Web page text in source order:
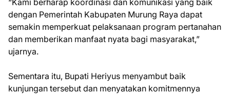
“Kami berharap koordinasi dan komunikasi yang baik
dengan Pemerintah Kabupaten Murung Raya dapat
semakin memperkuat pelaksanaan program pertanahan
dan memberikan manfaat nyata bagi masyarakat,”
ujarnya.
Sementara itu, Bupati Heriyus menyambut baik
kunjungan tersebut dan menyatakan komitmennya